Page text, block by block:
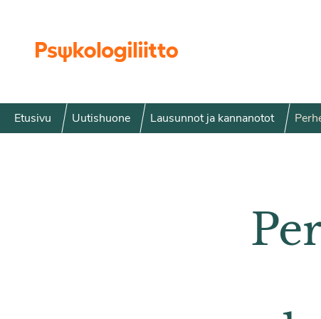
Etusivu Uutishuone Lausunnot ja kannanotot